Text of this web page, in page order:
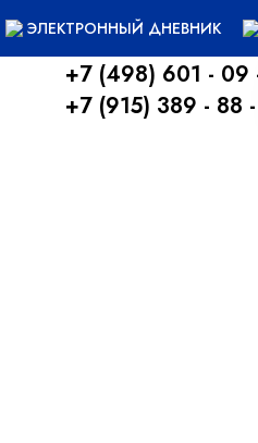
ЭЛЕКТРОННЫЙ ДНЕВНИК
+7 (498) 601 - 09
+7 (915) 389 - 88